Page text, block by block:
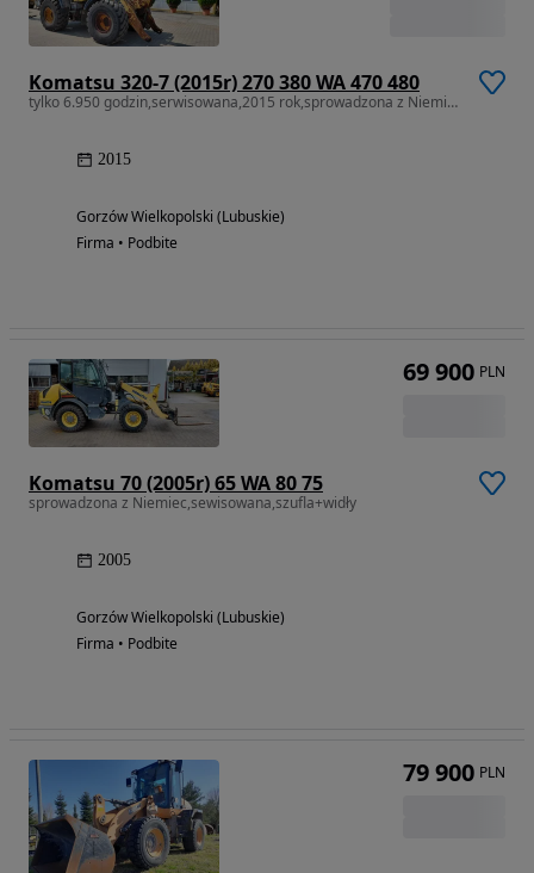
Komatsu 320-7 (2015r) 270 380 WA 470 480
tylko 6.950 godzin,serwisowana,2015 rok,sprowadzona z Niemiec
2015
Gorzów Wielkopolski (Lubuskie)
Firma • Podbite
Komatsu 70 (2005r) 65 WA 80 75
sprowadzona z Niemiec,sewisowana,szufla+widły
2005
Gorzów Wielkopolski (Lubuskie)
Firma • Podbite
69 900 PLN
79 900 PLN